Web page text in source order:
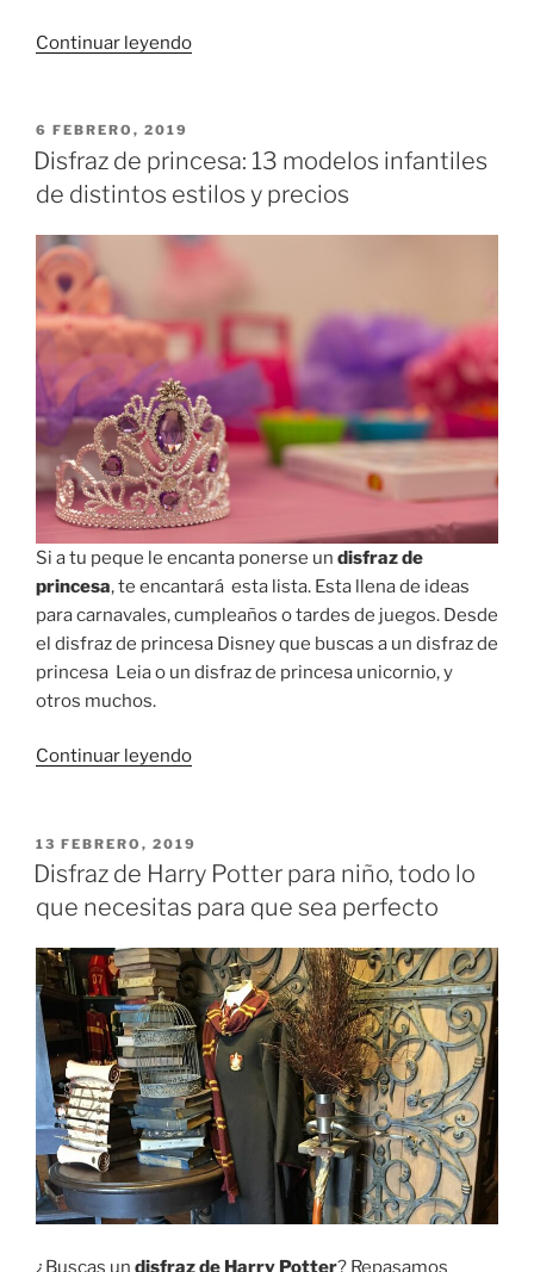
Continuar leyendo«Disfraz
niño
o
una
las
mejores
opciones»
PUBLICADO
EL
6 FEBRERO, 2019
Disfraz de princesa: 13 modelos infantiles
de distintos estilos y precios
Si a tu peque le encanta ponerse un disfraz de
princesa, te encantará esta lista. Esta llena de ideas
para carnavales, cumpleaños o tardes de juegos. Desde
el disfraz de princesa Disney que buscas a un disfraz de
princesa Leia o un disfraz de princesa unicornio, y
otros muchos.
Continuar leyendo«Disfraz
13
modelos
infantiles
de
distintos
estilos
y
precios»
PUBLICADO
EL
13 FEBRERO, 2019
Disfraz de Harry Potter para niño, todo lo
que necesitas para que sea perfecto
¿Buscas un disfraz de Harry Potter? Repasamos